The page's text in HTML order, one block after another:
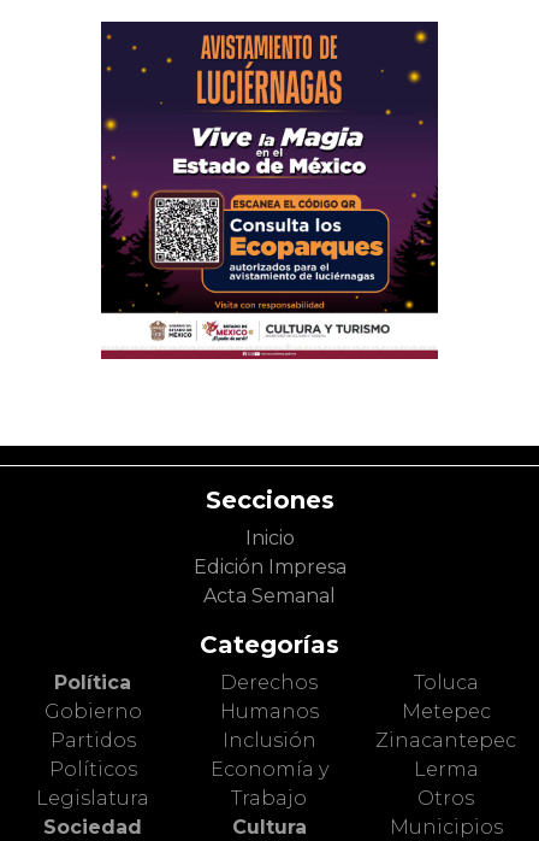
Secciones
Inicio
Edición Impresa
Acta Semanal
Categorías
Política
Gobierno
Partidos
Políticos
Legislatura
Sociedad
Derechos
Humanos
Inclusión
Economía y
Trabajo
Cultura
Toluca
Metepec
Zinacantepec
Lerma
Otros
Municipios